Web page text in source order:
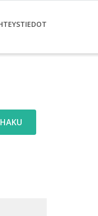
HAKU